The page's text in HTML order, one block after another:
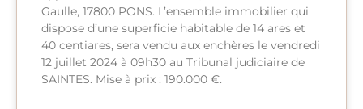
Gaulle, 17800 PONS. L’ensemble immobilier qui
dispose d’une superficie habitable de 14 ares et
40 centiares, sera vendu aux enchères le vendredi
12 juillet 2024 à 09h30 au Tribunal judiciaire de
SAINTES. Mise à prix : 190.000 €.